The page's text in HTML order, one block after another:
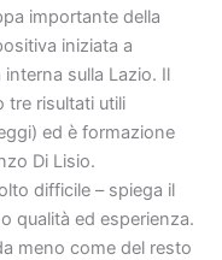
importante della
iniziata a
sulla Lazio. Il
tre risultati utili
ed è formazione
Di Lisio.
difficile – spiega il
qualità ed esperienza.
meno come del resto